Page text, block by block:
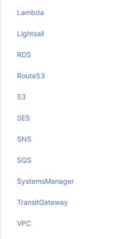
Lambda
Lightsail
RDS
Route53
S3
SES
SNS
SQS
SystemsManager
TransitGateway
VPC